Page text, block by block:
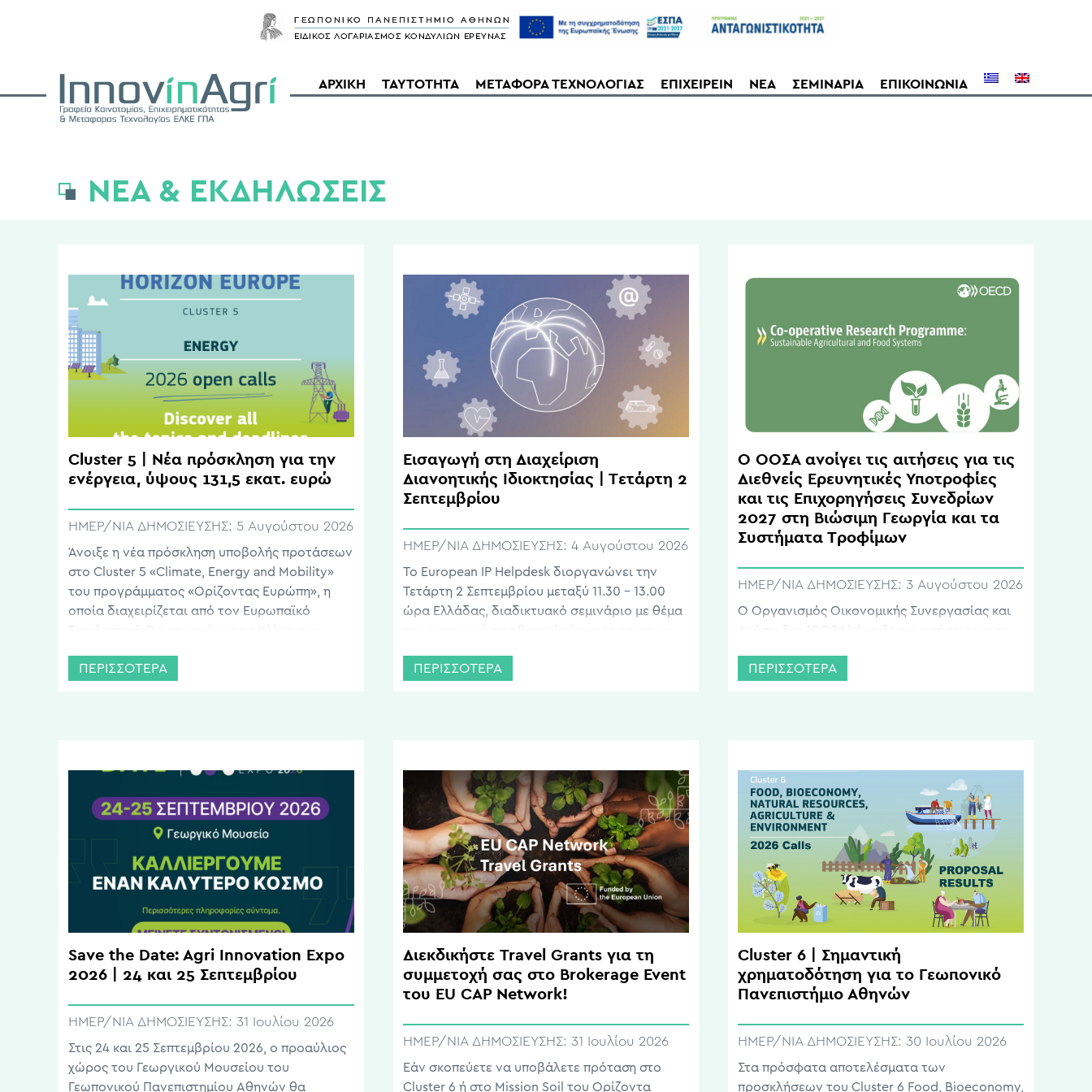
ΑΡΧΙΚΗ ΤΑΥΤΟΤΗΤΑ ΜΕΤΑΦΟΡΑ ΤΕΧΝΟΛΟΓΙΑΣ ΕΠΙΧΕΙΡΕΙΝ ΝΕΑ ΣΕΜΙΝΑΡΙΑ ΕΠΙΚΟΙΝΩΝΙΑ
ΝΕΑ & ΕΚΔΗΛΩΣΕΙΣ
Cluster 5 | Νέα πρόσκληση για την
ενέργεια, ύψους 131,5 εκατ. ευρώ
ΗΜΕΡ/ΝΙΑ ΔΗΜΟΣΙΕΥΣΗΣ: 5 Αυγούστου 2026
Άνοιξε η νέα πρόσκληση υποβολής προτάσεων
στο Cluster 5 «Climate, Energy and Mobility»
του προγράμματος «Ορίζοντας Ευρώπη», η
οποία διαχειρίζεται από τον Ευρωπαϊκό
Εκτελεστικό Οργανισμό για το Κλίμα, τις
Καταληκτική ημερομηνία υποβολής είναι η 1η
ΠΕΡΙΣΣΟΤΕΡΑ
Εισαγωγή στη Διαχείριση
Διανοητικής Ιδιοκτησίας | Τετάρτη 2
Σεπτεμβρίου
ΗΜΕΡ/ΝΙΑ ΔΗΜΟΣΙΕΥΣΗΣ: 4 Αυγούστου 2026
Το European IP Helpdesk διοργανώνει την
Τετάρτη 2 Σεπτεμβρίου μεταξύ 11.30 – 13.00
ώρα Ελλάδας, διαδικτυακό σεμινάριο με θέμα
την εισαγωγή στις βασικές έννοιες και τους
των Δικαιωμάτων Διανοητικής Ιδιοκτησίας
ΠΕΡΙΣΣΟΤΕΡΑ
Ο ΟΟΣΑ ανοίγει τις αιτήσεις για τις
Διεθνείς Ερευνητικές Υποτροφίες
και τις Επιχορηγήσεις Συνεδρίων
2027 στη Βιώσιμη Γεωργία και τα
Συστήματα Τροφίμων
ΗΜΕΡ/ΝΙΑ ΔΗΜΟΣΙΕΥΣΗΣ: 3 Αυγούστου 2026
Ο Οργανισμός Οικονομικής Συνεργασίας και
Ανάπτυξης (ΟΟΣΑ) άνοιξε τις αιτήσεις για το
operative Research Programme – CRP) 2027, το
αλιείας και της δασοκομίας. Οι ερευνητές και
οι ερευνητικοί φορείς μπορούν […]
ΠΕΡΙΣΣΟΤΕΡΑ
Save the Date: Agri Innovation Expo
2026 | 24 και 25 Σεπτεμβρίου
ΗΜΕΡ/ΝΙΑ ΔΗΜΟΣΙΕΥΣΗΣ: 31 Ιουλίου 2026
Στις 24 και 25 Σεπτεμβρίου 2026, ο προαύλιος
χώρος του Γεωργικού Μουσείου του
Γεωπονικού Πανεπιστημίου Αθηνών θα
Διεκδικήστε Travel Grants για τη
συμμετοχή σας στο Brokerage Event
του EU CAP Network!
ΗΜΕΡ/ΝΙΑ ΔΗΜΟΣΙΕΥΣΗΣ: 31 Ιουλίου 2026
Εάν σκοπεύετε να υποβάλετε πρόταση στο
Cluster 6 ή στο Mission Soil του Ορίζοντα
Cluster 6 | Σημαντική
χρηματοδότηση για το Γεωπονικό
Πανεπιστήμιο Αθηνών
ΗΜΕΡ/ΝΙΑ ΔΗΜΟΣΙΕΥΣΗΣ: 30 Ιουλίου 2026
Στα πρόσφατα αποτελέσματα των
προσκλήσεων του Cluster 6 Food, Bioeconomy,